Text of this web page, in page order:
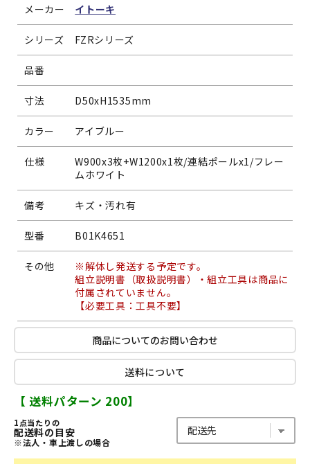
メーカー イトーキ
シリーズ FZRシリーズ
品番
寸法 D50xH1535mm
カラー アイブルー
仕様
W900x3枚+W1200x1枚/連結ポールx1/フレー
ムホワイト
備考 キズ・汚れ有
型番 B01K4651
その他
※解体し発送する予定です。
組立説明書（取扱説明書）・組立工具は商品に
付属されていません。
【必要工具：工具不要】
商品についてのお問い合わせ
送料について
【 送料パターン 200】
1点当たりの
配送料の目安
※法人・車上渡しの場合